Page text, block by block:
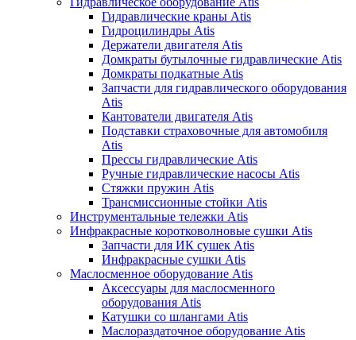
Гидравлические краны Atis
Гидроцилиндры Atis
Держатели двигателя Atis
Домкраты бутылочные гидравлические Atis
Домкраты подкатные Atis
Запчасти для гидравлического оборудования
Atis
Кантователи двигателя Atis
Подставки страховочные для автомобиля
Atis
Прессы гидравлические Atis
Ручные гидравлические насосы Atis
Стяжки пружин Atis
Трансмиссионные стойки Atis
Инструментальные тележки Atis
Инфракрасные коротковолновые сушки Atis
Запчасти для ИК сушек Atis
Инфракрасные сушки Atis
Маслосменное оборудование Atis
Аксессуары для маслосменного
оборудования Atis
Катушки со шлангами Atis
Маслораздаточное оборудование Atis